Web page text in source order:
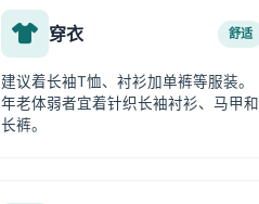
穿衣 舒适
建议着长袖T恤、衬衫加单裤等服装。
年老体弱者宜着针织长袖衬衫、马甲和
长裤。